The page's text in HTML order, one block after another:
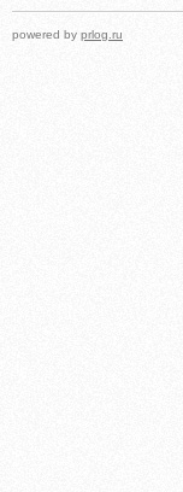
powered by prlog.ru